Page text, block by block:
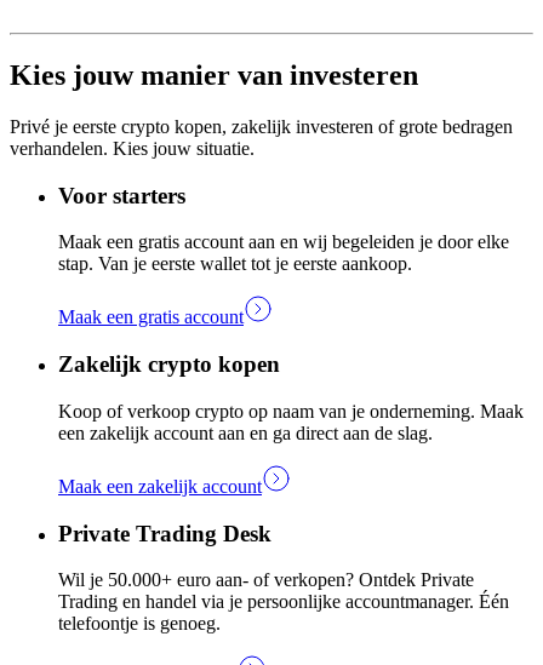
Kies jouw manier van investeren
Privé je eerste crypto kopen, zakelijk investeren of grote bedragen
verhandelen. Kies jouw situatie.
Voor starters
Maak een gratis account aan en wij begeleiden je door elke
stap. Van je eerste wallet tot je eerste aankoop.
Maak een gratis account
Zakelijk crypto kopen
Koop of verkoop crypto op naam van je onderneming. Maak
een zakelijk account aan en ga direct aan de slag.
Maak een zakelijk account
Private Trading Desk
Wil je 50.000+ euro aan- of verkopen? Ontdek Private
Trading en handel via je persoonlijke accountmanager. Één
telefoontje is genoeg.